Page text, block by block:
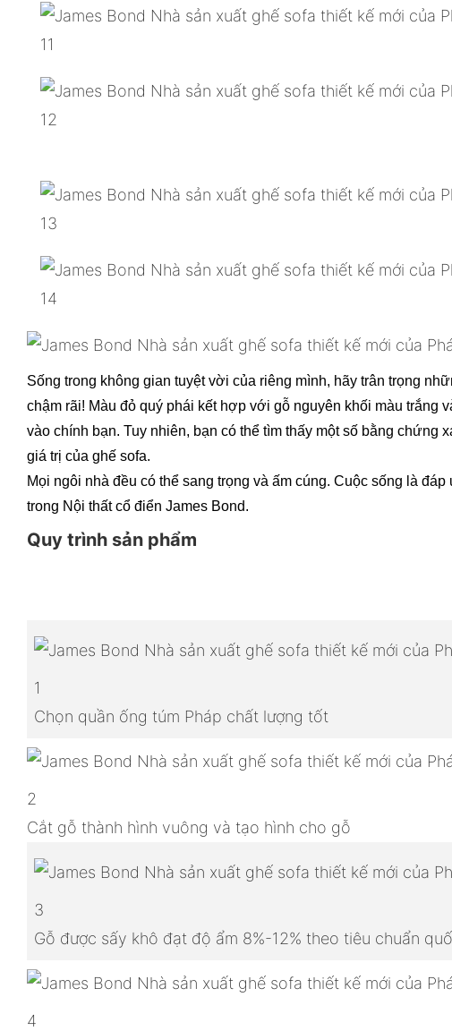
Sống trong không gian tuyệt vời của riêng mình, hãy trân trọng
chậm rãi! Màu đỏ quý phái kết hợp với gỗ nguyên khối màu trắng
vào chính bạn. Tuy nhiên, bạn có thể tìm thấy một số bằng
giá trị của ghế sofa.
Mọi ngôi nhà đều có thể sang trọng và ấm cúng. Cuộc sống là
trong Nội thất cổ điển James Bond.
Quy trình sản phẩm
1
Chọn quần ống túm Pháp chất lượng tốt
2
Cắt gỗ thành hình vuông và tạo hình cho gỗ
3
Gỗ được sấy khô đạt độ ẩm 8%-12% theo tiêu chuẩn
4